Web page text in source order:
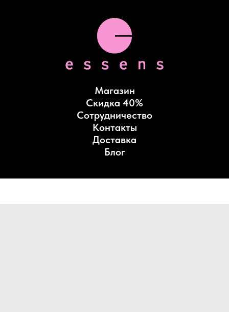
Магазин
Скидка 40%
Сотрудничество
Контакты
Доставка
Блог